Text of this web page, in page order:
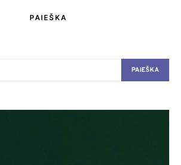
PAIEŠKA
PAIEŠKA